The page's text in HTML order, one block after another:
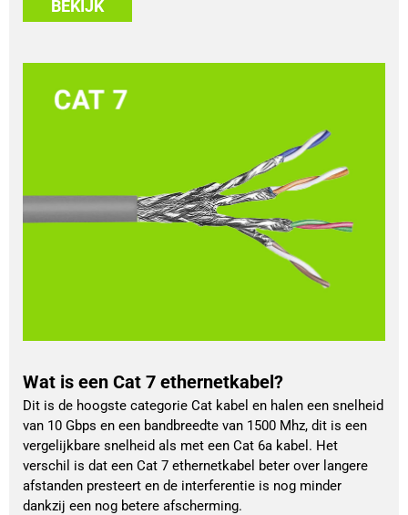
BEKIJK
Wat is een Cat 7 ethernetkabel?
Dit is de hoogste categorie Cat kabel en halen een snelheid
van 10 Gbps en een bandbreedte van 1500 Mhz, dit is een
vergelijkbare snelheid als met een Cat 6a kabel. Het
verschil is dat een Cat 7 ethernetkabel beter over langere
afstanden presteert en de interferentie is nog minder
dankzij een nog betere afscherming.